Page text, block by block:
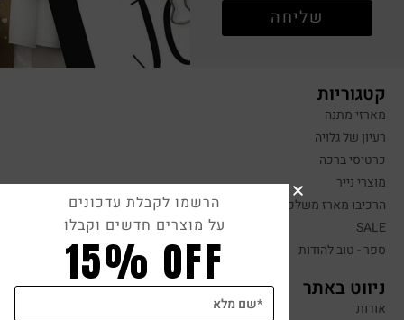
שליחה
קטגוריות
מארזי מתנה
רעיון של גלויה
כרטיסי ברכה
מוצרי נייר
הרכיבו מארז משלכם
SALE
ספר - טוב להודות
ניווט באתר
אודות
הרשמו לקבלת עדכונים
על מוצרים חדשים וקבלו
15% OFF